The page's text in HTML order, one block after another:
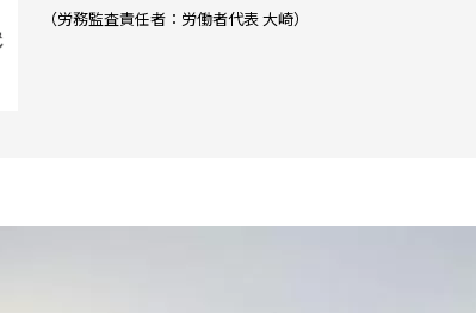
（労務監査責任者：労働者代表 大崎）